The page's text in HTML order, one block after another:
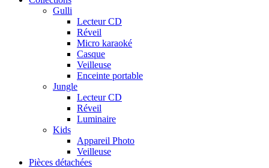
Gulli
Lecteur CD
Réveil
Micro karaoké
Casque
Veilleuse
Enceinte portable
Jungle
Lecteur CD
Réveil
Luminaire
Kids
Appareil Photo
Veilleuse
Pièces détachées